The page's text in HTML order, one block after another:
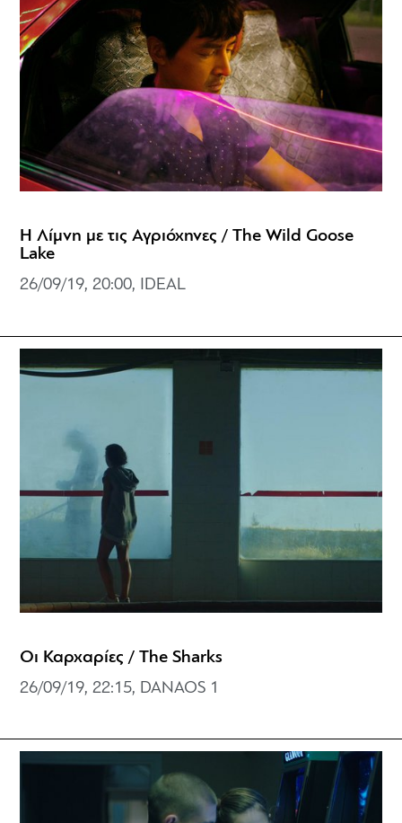
Η Λίμνη με τις Αγριόχηνες / The Wild Goose
Lake
26/09/19, 20:00, IDEAL
Οι Καρχαρίες / The Sharks
26/09/19, 22:15, DANAOS 1